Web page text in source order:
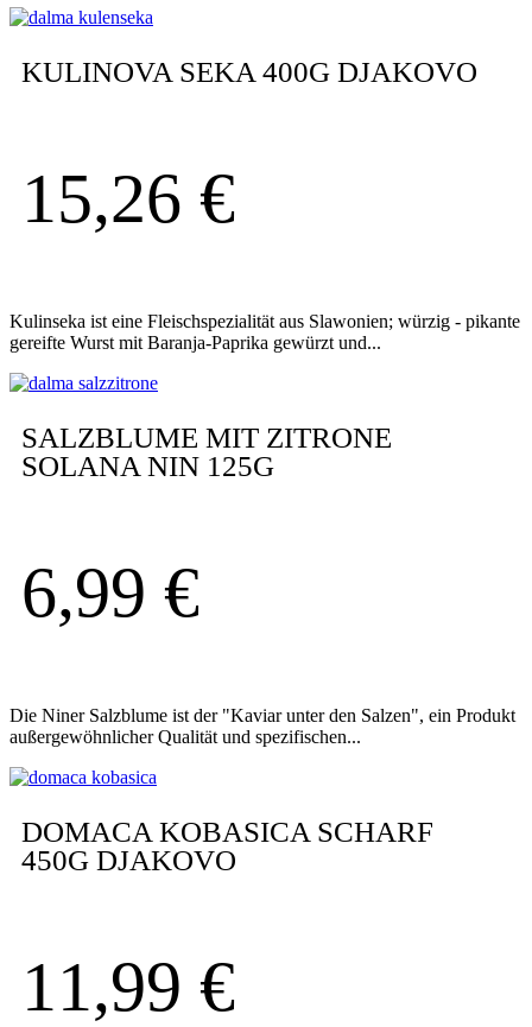
KULINOVA SEKA 400G DJAKOVO
15,26 €
Kulinseka ist eine Fleischspezialität aus Slawonien; würzig - pikante
gereifte Wurst mit Baranja-Paprika gewürzt und...
SALZBLUME MIT ZITRONE
SOLANA NIN 125G
6,99 €
Die Niner Salzblume ist der "Kaviar unter den Salzen", ein Produkt
außergewöhnlicher Qualität und spezifischen...
DOMACA KOBASICA SCHARF
450G DJAKOVO
11,99 €